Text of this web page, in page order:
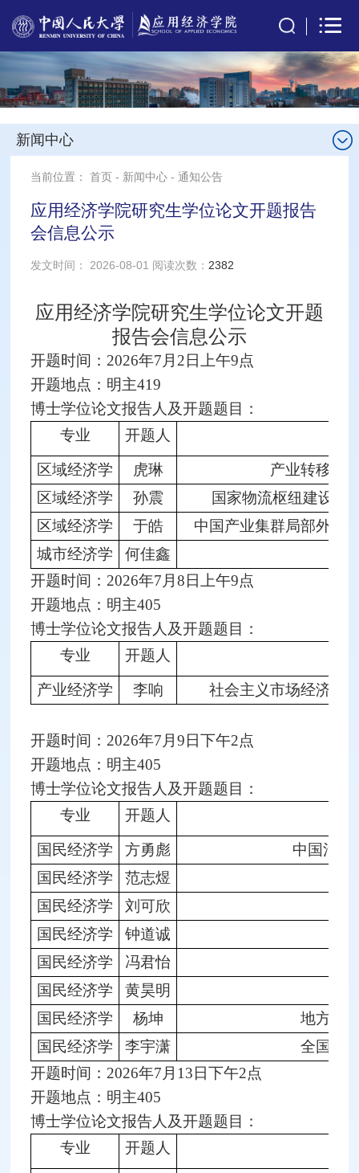
新闻中心
当前位置：首页 - 新闻中心 -通知公告
应用经济学院研究生学位论文开题报告
会信息公示
发文时间： 2026-08-01 阅读次数： 2382
应用经济学院研究生学位论文开题
报告会信息公示
开题时间：2026年7月2日上午9点
开题地点：明主419
博士学位论文报告人及开题题目：
专业
开题人
区域经济学 虎琳
产业转移园
区域经济学
孙震
国家物流枢纽建设对
区域经济学
于皓
中国产业集群局部外部
城市经济学
何佳鑫
开题时间：2026年7月8日上午9点
开题地点：明主405
博士学位论文报告人及开题题目：
专业
开题人
产业经济学 李响 社会主义市场经济中
开题时间：2026年7月9日下午2点
开题地点：明主405
博士学位论文报告人及开题题目：
专业
开题人
国民经济学 方勇彪
中国污染
国民经济学
范志煜
国民经济学
刘可欣
国民经济学
钟道诚
国民经济学
冯君怡
国民经济学
黄昊明
国民经济学
杨坤
地方产
国民经济学
李宇潇
全国统
开题时间：2026年7月13日下午2点
开题地点：明主405
博士学位论文报告人及开题题目：
专业
开题人